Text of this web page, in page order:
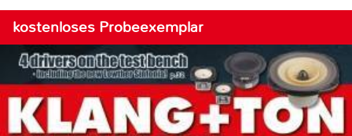
kostenloses Probeexemplar